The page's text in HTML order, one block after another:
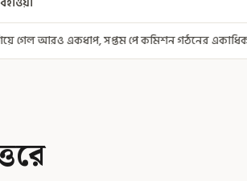
গঠনের একাধিক শর্ত ঘোষণা করে বিজ্ঞপ্তি নবান্নের